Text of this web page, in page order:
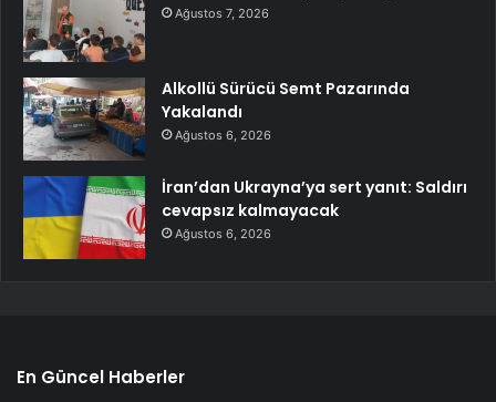
Ağustos 7, 2026
Alkollü Sürücü Semt Pazarında
Yakalandı
Ağustos 6, 2026
İran’dan Ukrayna’ya sert yanıt: Saldırı
cevapsız kalmayacak
Ağustos 6, 2026
En Güncel Haberler